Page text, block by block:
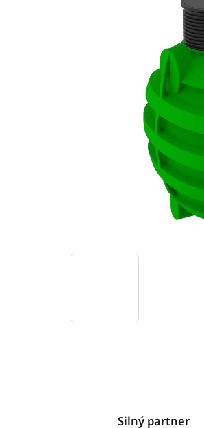
Silný partner